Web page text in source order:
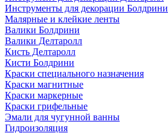
Инструменты для декорации Болдрини
Малярные и клейкие ленты
Валики Болдрини
Валики Делтаролл
Кисть Делтаролл
Кисти Болдрини
Краски специального назначения
Краски магнитные
Краски маркерные
Краски грифельные
Эмали для чугунной ванны
Гидроизоляция